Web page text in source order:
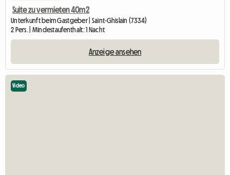
Suite zu vermieten 40m2
Unterkunft beim Gastgeber | Saint-Ghislain (7334)
2 Pers. | Mindestaufenthalt: 1 Nacht
Anzeige ansehen
Video